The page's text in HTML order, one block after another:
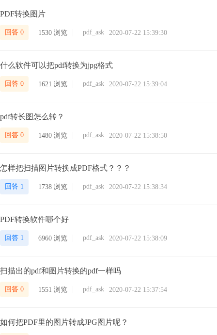
PDF转换图片
回答 0 1530 浏览 pdf_ask 2020-07-22 15:39:30
什么软件可以把pdf转换为jpg格式
回答 0 1621 浏览 pdf_ask 2020-07-22 15:39:04
pdf转长图怎么转？
回答 0 1480 浏览 pdf_ask 2020-07-22 15:38:50
怎样把扫描图片转换成PDF格式？？？
回答 1 1738 浏览 pdf_ask 2020-07-22 15:38:34
PDF转换软件哪个好
回答 1 6960 浏览 pdf_ask 2020-07-22 15:38:09
扫描出的pdf和图片转换的pdf一样吗
回答 0 1551 浏览 pdf_ask 2020-07-22 15:37:54
如何把PDF里的图片转成JPG图片呢？